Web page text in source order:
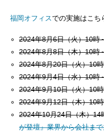
福岡オフィスでの実施はこち
2024年8月6日（火）10時
2024年8月8日（木）10時
2024年8月20日（火）10
2024年9月4日（水）10時
2024年9月10日（火）10
2024年9月12日（木）10
2024年10月24日（木）14
が登壇』業界から会社ま